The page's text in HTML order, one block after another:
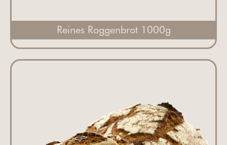
Reines Roggenbrot 1000g